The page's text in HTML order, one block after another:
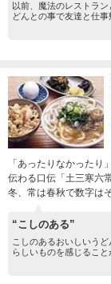
以前、魔法のレストラ
どんとの事で友達と仕事
「あったりなかった
伝わる口伝「土三寒六
冬、常は春秋で数字は
“こしのある”
こしのあるおいしいう
らしいものを感じること